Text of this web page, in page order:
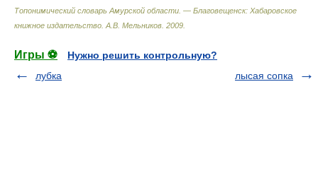
Топонимический словарь Амурской области. — Благовещенск: Хабаровское
книжное издательство А.В. Мельников 2009
Игры ⚽
Нужно решить контрольную?
лубка
лысая сопка